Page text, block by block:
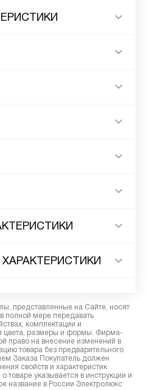
представленные на Сайте, носят
полной мере передавать
комплектации и
цвета, размеры и формы. Фирма-
право на внесение изменений в
товара без предварительного
Заказа Покупатель должен
свойств и характеристик
указывается в инструкции и
название в России Электролюкс